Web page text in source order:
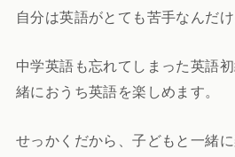
自分は英語がとても苦手なんだ
中学英語も忘れてしまった英語
緒におうち英語を楽しめます。
せっかくだから、子どもと一緒